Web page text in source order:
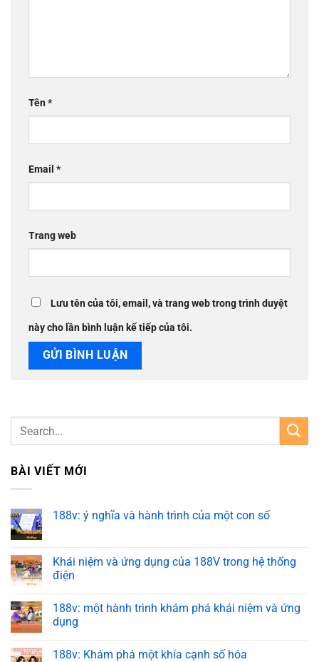
Tên*
Email *
Trang web
Lưu tên của tôi, email, và trang web trong trình duyệt
này cho lần bình luận kế tiếp của tôi.
BÀI VIẾT MỚI
188v: ý nghĩa và hành trình của một con số
Khái niệm và ứng dụng của 188V trong hệ thống
điện
188v: một hành trình khám phá khái niệm và ứng
dụng
188v: Khám phá một khía cạnh số hóa